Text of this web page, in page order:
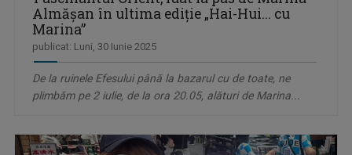
Almăşan în ultima ediţie „Hai-Hui... cu
Marina”
publicat: Luni, 30 Iunie 2025
De la ruinele Efesului până la bazarul cu de toate, ne
plimbăm pe 2 iulie, de la ora 20.05, alături de Marina...